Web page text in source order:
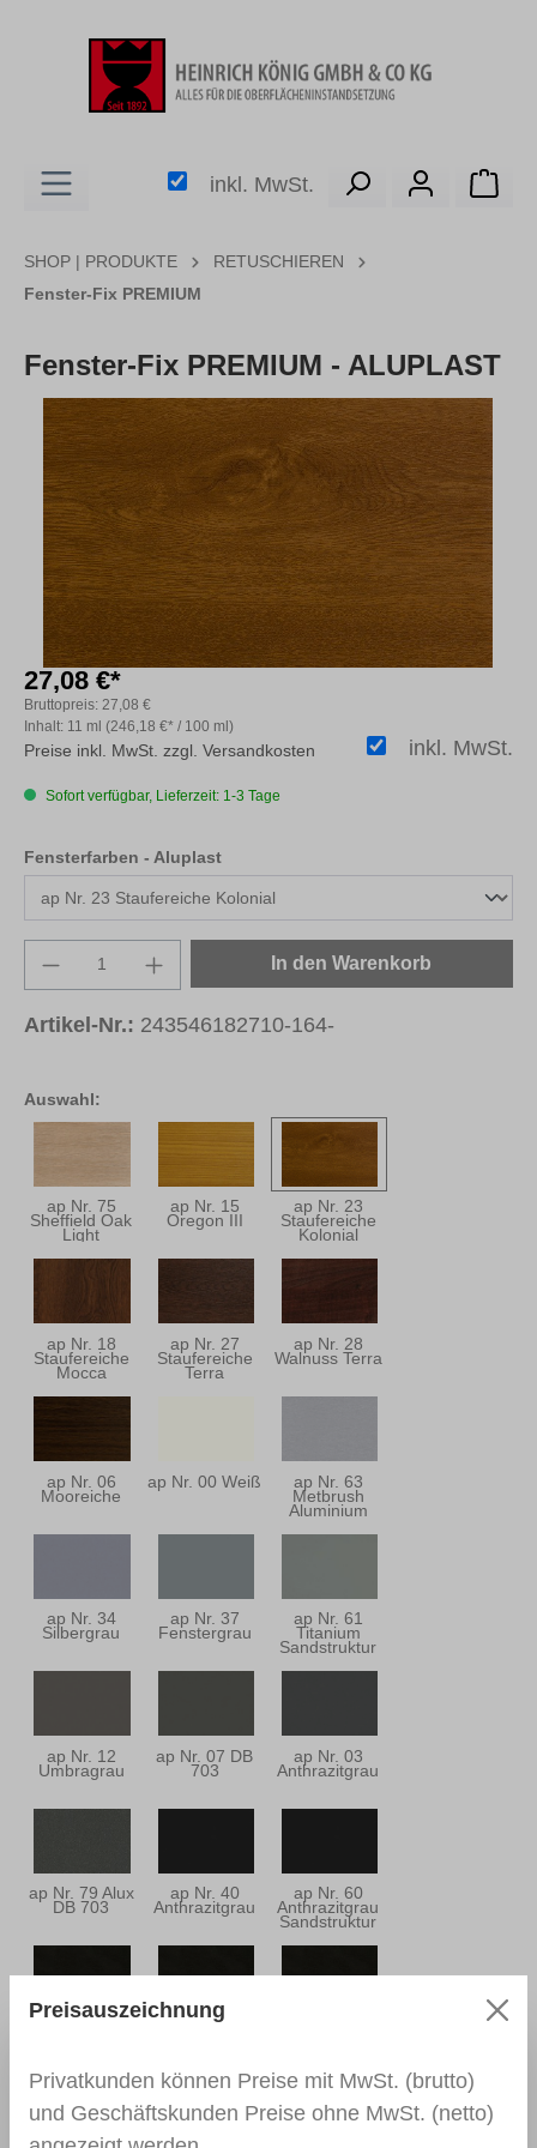
inkl. MwSt.
SHOP | PRODUKTE
RETUSCHIEREN
Fenster-Fix PREMIUM
Fenster-Fix PREMIUM - ALUPLAST
Bildergalerie überspringen
Auswahl:
ap Nr. 75
Sheffield Oak
Light
ap Nr. 15
Oregon III
ap Nr. 23
Staufereiche
Kolonial
ap Nr. 18
Staufereiche
Mocca
ap Nr. 27
Staufereiche
Terra
ap Nr. 28
Walnuss Terra
ap Nr. 06
Mooreiche
ap Nr. 00 Weiß ap Nr. 63
Metbrush
Aluminium
ap Nr. 34
Silbergrau
ap Nr. 37
Fenstergrau
ap Nr. 61
Titanium
Sandstruktur
ap Nr. 12
Umbragrau
ap Nr. 07 DB
703
ap Nr. 03
Anthrazitgrau
ap Nr. 79 Alux
DB 703
ap Nr. 40
Anthrazitgrau
ap Nr. 60
Anthrazitgrau
Sandstruktur
27,08 €*
Inhalt: 11 ml (246,18 €* / 100 ml)
Bruttopreis: 27,08 €
inkl. MwSt.
Preise inkl. MwSt. zzgl. Versandkosten
Sofort verfügbar, Lieferzeit: 1-3 Tage
Fensterfarben - Aluplastauswählen
Produkt Anzahl: Gib den gewünschten
In den Warenkorb
Artikel-Nr.: 243546182710-164-
Preisauszeichnung
Privatkunden können Preise mit MwSt. (brutto)
und Geschäftskunden Preise ohne MwSt. (netto)